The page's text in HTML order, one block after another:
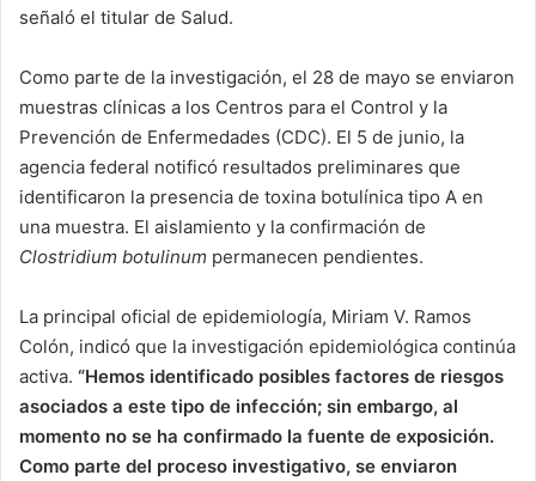
señaló el titular de Salud.
Como parte de la investigación, el 28 de mayo se enviaron
muestras clínicas a los Centros para el Control y la
Prevención de Enfermedades (CDC). El 5 de junio, la
agencia federal notificó resultados preliminares que
identificaron la presencia de toxina botulínica tipo A en
una muestra. El aislamiento y la confirmación de
Clostridium botulinum permanecen pendientes.
La principal oficial de epidemiología, Miriam V. Ramos
Colón, indicó que la investigación epidemiológica continúa
activa. “Hemos identificado posibles factores de riesgos
asociados a este tipo de infección; sin embargo, al
momento no se ha confirmado la fuente de exposición.
Como parte del proceso investigativo, se enviaron